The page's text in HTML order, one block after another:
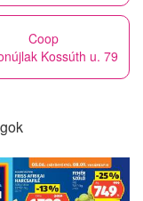
Coop
Kossúth u. 79